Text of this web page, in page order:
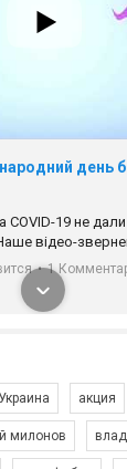
COVІD-19 не
відео-
та не
хто поділяє
до нас.
• 1
акция
милонов